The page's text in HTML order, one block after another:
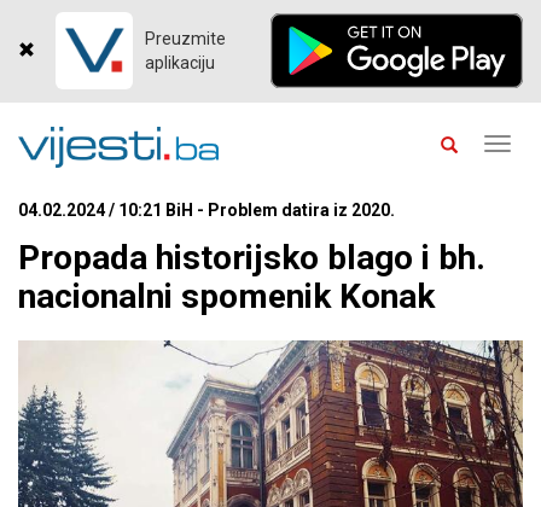
Preuzmite
aplikaciju
04.02.2024 / 10:21 BiH - Problem datira iz 2020.
Propada historijsko blago i bh.
nacionalni spomenik Konak